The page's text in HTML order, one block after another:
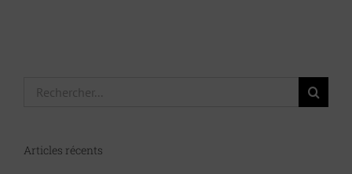
Rechercher:
Articles récents